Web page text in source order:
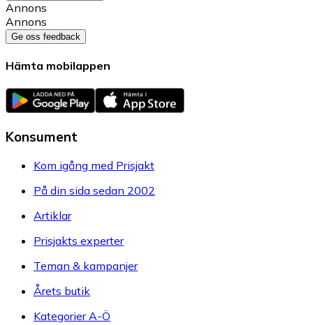
Annons
Annons
Ge oss feedback
Hämta mobilappen
Konsument
Kom igång med Prisjakt
På din sida sedan 2002
Artiklar
Prisjakts experter
Teman & kampanjer
Årets butik
Kategorier A-Ö